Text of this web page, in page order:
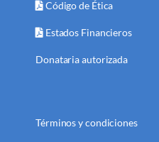
Código de Ética
Estados Financieros
Donataria autorizada
Términos y condiciones